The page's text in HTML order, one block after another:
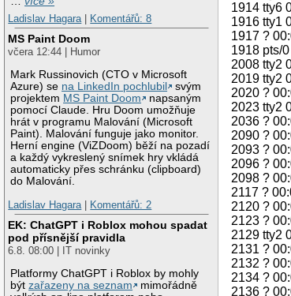
Ladislav Hagara
Komentářů: 8
MS Paint Doom
včera 12:44 | Humor
Mark Russinovich (CTO v Microsoft
Azure) se na LinkedIn pochlubil
svým
projektem MS Paint Doom
napsaným
pomocí Claude. Hru Doom umožňuje
hrát v programu Malování (Microsoft
Paint). Malování funguje jako monitor.
Herní engine (ViZDoom) běží na pozadí
a každý vykreslený snímek hry vkládá
automaticky přes schránku (clipboard)
do Malování.
Ladislav Hagara
Komentářů: 2
EK: ChatGPT i Roblox mohou spadat
pod přísnější pravidla
6.8. 08:00 | IT novinky
Platformy ChatGPT i Roblox by mohly
býtzařazeny na seznam
mimořádně
1914 tty6
1916 tty1
1917 ?
1918 pts/
2008 tty2
2019 tty2
2020 ?
2023 tty2
2036 ?
2090 ?
2093 ?
2096 ?
2098 ?
2117 ?
2120 ?
2123 ?
2129 tty2
2131 ?
2132 ?
2134 ?
2136 ?